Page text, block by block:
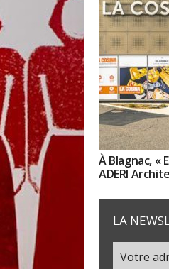
À Blagnac, «
ADERI
LA